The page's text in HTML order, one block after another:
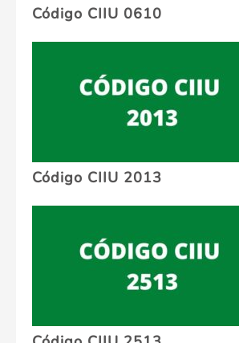
Código CIIU 0610
Código CIIU 2013